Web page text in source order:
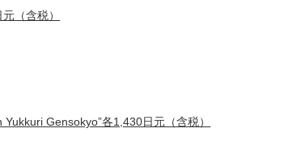
（含税）
Gensokyo”各1,430日元（含税）